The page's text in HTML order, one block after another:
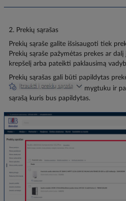
2. Prekių sąrašas
Prekių sąraše galite išsisaugoti tiek
Prekių sąraše pažymėtas prekes ar
krepšelį arba pateikti paklausimą
Prekių sąrašas gali būti papildytas
mygtuku ir
sąrašą kuris bus papildytas.